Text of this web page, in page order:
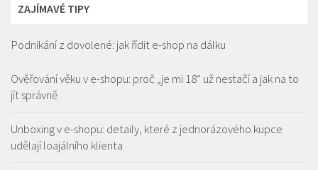
ZAJÍMAVÉ TIPY
Podnikání z dovolené: jak řídit e-shop na dálku
Ověřování věku v e-shopu: proč „je mi 18“ už nestačí a jak na to
jít správně
Unboxing v e-shopu: detaily, které z jednorázového kupce
udělají loajálního klienta